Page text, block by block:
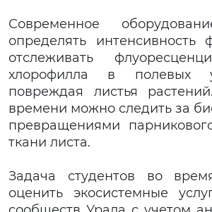
Современное
определять интенсивность
отслеживать
хлорофилла в полевых
повреждая листья
времени можно следить за
превращениями
ткани листа.
Задача студентов во
оценить экосистемные